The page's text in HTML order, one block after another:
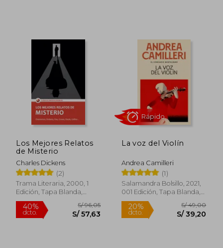
55%
dcto. S/ 113,95
40%
dcto.
Los Mejores Relatos
de Misterio
Charles Dickens
(2)
Trama Literaria, 2000, 1
Edición, Tapa Blanda,
Nuevo
La voz del Violín
Andrea Camilleri
(1)
Salamandra Bolsillo, 2021,
001 Edición, Tapa Blanda,
Nuevo